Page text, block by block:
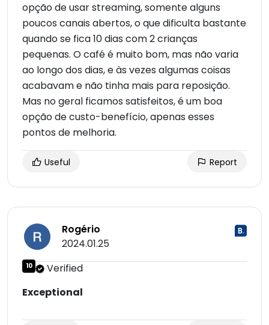
opção de usar streaming, somente alguns
poucos canais abertos, o que dificulta bastante
quando se fica 10 dias com 2 crianças
pequenas. O café é muito bom, mas não varia
ao longo dos dias, e às vezes algumas coisas
acabavam e não tinha mais para reposição.
Mas no geral ficamos satisfeitos, é um boa
opção de custo-benefício, apenas esses
pontos de melhoria.
Useful Report
Rogério
2024.01.25
10
Verified
Exceptional